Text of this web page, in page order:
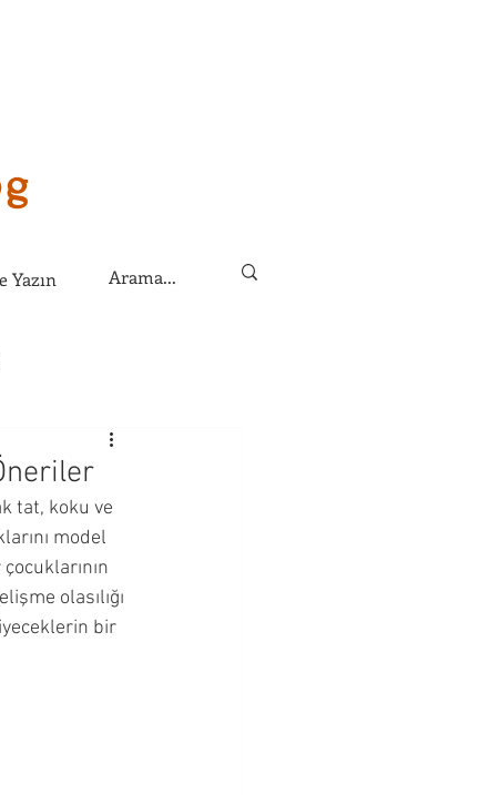
Yazın
Dönemi
tat, koku ve
model
olasılığı
bir